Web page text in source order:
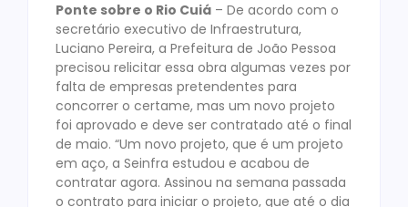
Ponte sobre o Rio Cuiá – De acordo com o
secretário executivo de Infraestrutura,
Luciano Pereira, a Prefeitura de João Pessoa
precisou relicitar essa obra algumas vezes por
falta de empresas pretendentes para
concorrer o certame, mas um novo projeto
foi aprovado e deve ser contratado até o final
de maio. “Um novo projeto, que é um projeto
em aço, a Seinfra estudou e acabou de
contratar agora. Assinou na semana passada
o contrato para iniciar o projeto, que até o dia